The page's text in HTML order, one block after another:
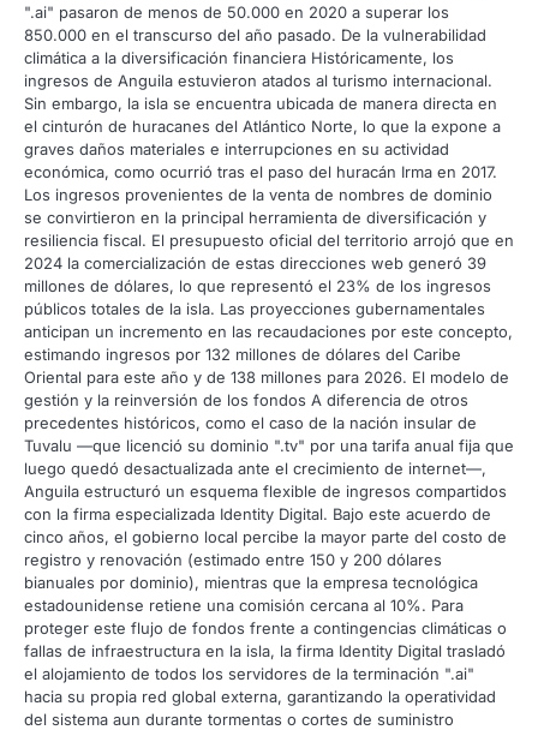
".ai" pasaron de menos de 50.000 en 2020 a superar los
850.000 en el transcurso del año pasado. De la vulnerabilidad
climática a la diversificación financiera Históricamente, los
ingresos de Anguila estuvieron atados al turismo internacional.
Sin embargo, la isla se encuentra ubicada de manera directa en
el cinturón de huracanes del Atlántico Norte, lo que la expone a
graves daños materiales e interrupciones en su actividad
económica, como ocurrió tras el paso del huracán Irma en 2017.
Los ingresos provenientes de la venta de nombres de dominio
se convirtieron en la principal herramienta de diversificación y
resiliencia fiscal. El presupuesto oficial del territorio arrojó que en
2024 la comercialización de estas direcciones web generó 39
millones de dólares, lo que representó el 23% de los ingresos
públicos totales de la isla. Las proyecciones gubernamentales
anticipan un incremento en las recaudaciones por este concepto,
estimando ingresos por 132 millones de dólares del Caribe
Oriental para este año y de 138 millones para 2026. El modelo de
gestión y la reinversión de los fondos A diferencia de otros
precedentes históricos, como el caso de la nación insular de
Tuvalu —que licenció su dominio ".tv" por una tarifa anual fija que
luego quedó desactualizada ante el crecimiento de internet—,
Anguila estructuró un esquema flexible de ingresos compartidos
con la firma especializada Identity Digital. Bajo este acuerdo de
cinco años, el gobierno local percibe la mayor parte del costo de
registro y renovación (estimado entre 150 y 200 dólares
bianuales por dominio), mientras que la empresa tecnológica
estadounidense retiene una comisión cercana al 10%. Para
proteger este flujo de fondos frente a contingencias climáticas o
fallas de infraestructura en la isla, la firma Identity Digital trasladó
el alojamiento de todos los servidores de la terminación ".ai"
hacia su propia red global externa, garantizando la operatividad
del sistema aun durante tormentas o cortes de suministro